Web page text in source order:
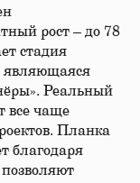
рост – до 78
стадия
являющаяся
Реальный
все чаще
Планка
благодаря